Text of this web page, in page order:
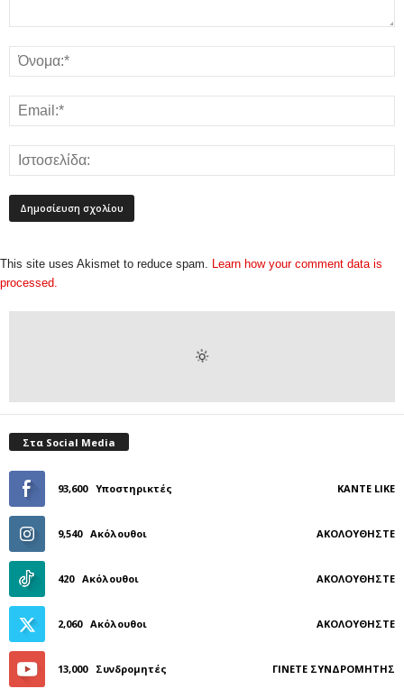
This site uses Akismet to reduce spam. Learn how your comment data is
processed.
Στα Social Media
93,600 Υποστηρικτές ΚΆΝΤΕ LIKE
9,540 Ακόλουθοι ΑΚΟΛΟΥΘΉΣΤΕ
420 Ακόλουθοι ΑΚΟΛΟΥΘΉΣΤΕ
2,060 Ακόλουθοι ΑΚΟΛΟΥΘΉΣΤΕ
13,000 Συνδρομητές ΓΊΝΕΤΕ ΣΥΝΔΡΟΜΗΤΉΣ